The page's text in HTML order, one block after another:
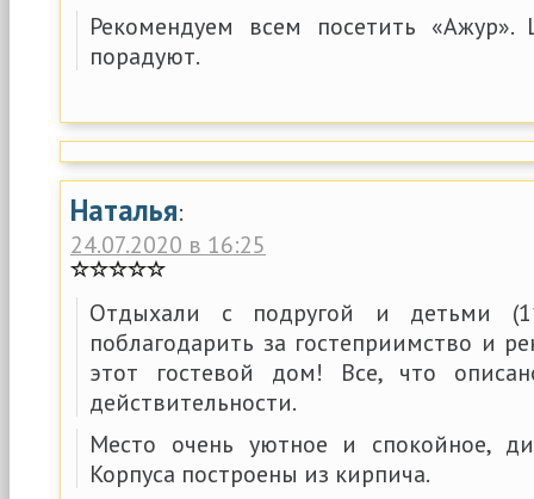
Рекомендуем всем посетить
порадуют.
Наталья:
24.07.2020 в 16:25
Отдыхали с подругой и детьми
поблагодарить за гостеприимство и
этот гостевой дом! Все, что
действительности.
Место очень уютное и спокойное,
Корпуса построены из кирпича.